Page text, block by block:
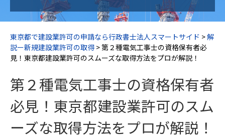
東京都で建設業許可の申請なら行政書士法人スマートサイド >解
説ー新規建設業許可の取得>第２種電気工事士の資格保有者必
見！東京都建設業許可のスムーズな取得方法をプロが解説！
第２種電気工事士の資格保有者
必見！東京都建設業許可のスム
ーズな取得方法をプロが解説！